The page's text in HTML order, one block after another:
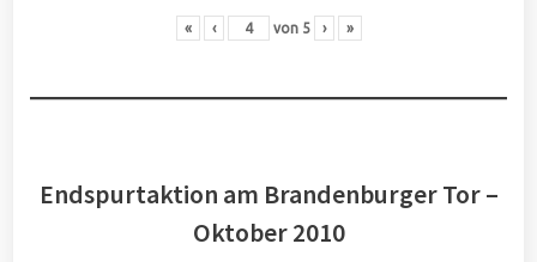
« ‹ von 5 › »
Endspurtaktion am Brandenburger Tor –
Oktober 2010